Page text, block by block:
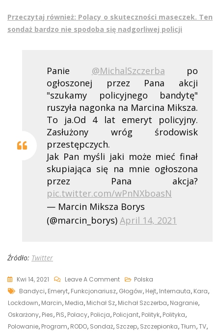
Przeczytaj również: Polacy o skuteczności maseczek. Ten
sondaż bardzo nie spodoba się nadgorliwej policji
Panie @MichalSzczerba po
ogłoszonej przez Pana akcji
"szukamy policyjnego bandytę"
ruszyła nagonka na Marcina Miksza.
To ja.Od 4 lat emeryt policyjny.
Zasłużony wróg środowisk
przestępczych.
Jak Pan myśli jaki może mieć finał
skupiająca się na mnie ogłoszona
przez Pana akcja?
pic.twitter.com/wPnNXboasN
— Marcin Miksza Borys
(@marcin_borys) April 14, 2021
Źródło: Twitter
Kwi 14, 2021 Leave A CommentOn
Szczerba
Ogłosił
Polowanie
Na
Polska
Tags
Bandyci, Emeryt, Funkcjonariusz, Głogów, Hejt, Internauta, Kara,
Lockdown, Marcin, Media, Michał Sz, Michał Szczerba, Nagranie,
Oskarżony, Pies, PiS, Polacy, Policja, Policjant, Polityk, Polityka,
Polowanie, Program, RODO, Sondaż, Szczep, Szczepionka,Tłum,TV,